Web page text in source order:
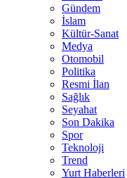
Gündem
İslam
Kültür-Sanat
Medya
Otomobil
Politika
Resmi İlan
Sağlık
Seyahat
Son Dakika
Spor
Teknoloji
Trend
Yurt Haberleri